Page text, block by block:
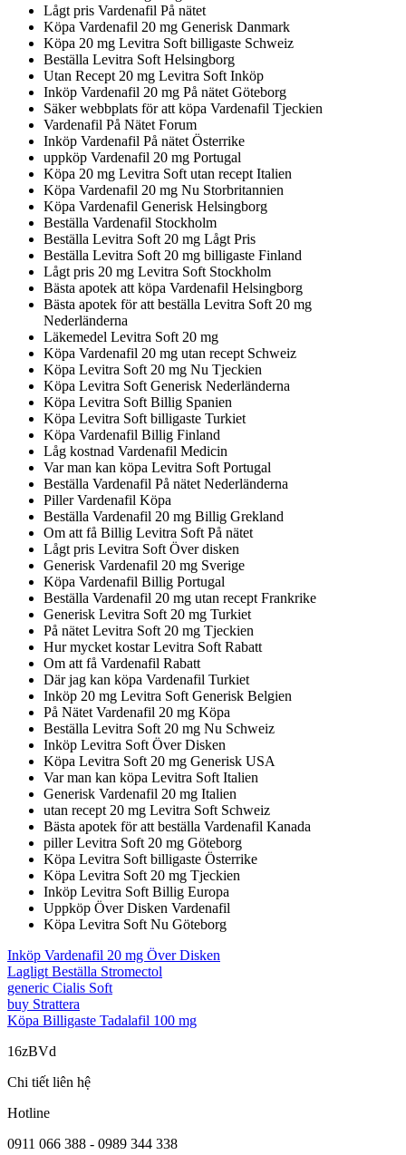
Lågt pris Vardenafil På nätet
Köpa Vardenafil 20 mg Generisk Danmark
Köpa 20 mg Levitra Soft billigaste Schweiz
Beställa Levitra Soft Helsingborg
Utan Recept 20 mg Levitra Soft Inköp
Inköp Vardenafil 20 mg På nätet Göteborg
Säker webbplats för att köpa Vardenafil Tjeckien
Vardenafil På Nätet Forum
Inköp Vardenafil På nätet Österrike
uppköp Vardenafil 20 mg Portugal
Köpa 20 mg Levitra Soft utan recept Italien
Köpa Vardenafil 20 mg Nu Storbritannien
Köpa Vardenafil Generisk Helsingborg
Beställa Vardenafil Stockholm
Beställa Levitra Soft 20 mg Lågt Pris
Beställa Levitra Soft 20 mg billigaste Finland
Lågt pris 20 mg Levitra Soft Stockholm
Bästa apotek att köpa Vardenafil Helsingborg
Bästa apotek för att beställa Levitra Soft 20 mg
Nederländerna
Läkemedel Levitra Soft 20 mg
Köpa Vardenafil 20 mg utan recept Schweiz
Köpa Levitra Soft 20 mg Nu Tjeckien
Köpa Levitra Soft Generisk Nederländerna
Köpa Levitra Soft Billig Spanien
Köpa Levitra Soft billigaste Turkiet
Köpa Vardenafil Billig Finland
Låg kostnad Vardenafil Medicin
Var man kan köpa Levitra Soft Portugal
Beställa Vardenafil På nätet Nederländerna
Piller Vardenafil Köpa
Beställa Vardenafil 20 mg Billig Grekland
Om att få Billig Levitra Soft På nätet
Lågt pris Levitra Soft Över disken
Generisk Vardenafil 20 mg Sverige
Köpa Vardenafil Billig Portugal
Beställa Vardenafil 20 mg utan recept Frankrike
Generisk Levitra Soft 20 mg Turkiet
På nätet Levitra Soft 20 mg Tjeckien
Hur mycket kostar Levitra Soft Rabatt
Om att få Vardenafil Rabatt
Där jag kan köpa Vardenafil Turkiet
Inköp 20 mg Levitra Soft Generisk Belgien
På Nätet Vardenafil 20 mg Köpa
Beställa Levitra Soft 20 mg Nu Schweiz
Inköp Levitra Soft Över Disken
Köpa Levitra Soft 20 mg Generisk USA
Var man kan köpa Levitra Soft Italien
Generisk Vardenafil 20 mg Italien
utan recept 20 mg Levitra Soft Schweiz
Bästa apotek för att beställa Vardenafil Kanada
piller Levitra Soft 20 mg Göteborg
Köpa Levitra Soft billigaste Österrike
Köpa Levitra Soft 20 mg Tjeckien
Inköp Levitra Soft Billig Europa
Uppköp Över Disken Vardenafil
Köpa Levitra Soft Nu Göteborg
Inköp Vardenafil 20 mg Över Disken
Lagligt Beställa Stromectol
generic Cialis Soft
buy Strattera
Köpa Billigaste Tadalafil 100 mg
16zBVd
Chi tiết liên hệ
Hotline
0911 066 388 - 0989 344 338